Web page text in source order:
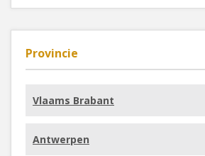
Provincie
Vlaams Brabant
Antwerpen